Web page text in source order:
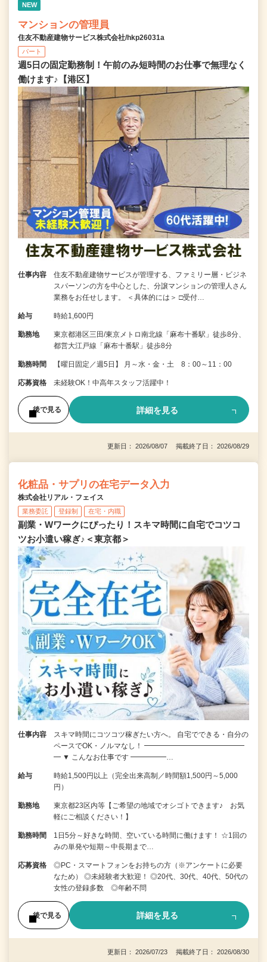
NEW
マンションの管理員
住友不動産建物サービス株式会社/hkp26031a
パート
週5日の固定勤務制！午前のみ短時間のお仕事で無理なく
働けます♪【港区】
仕事内容
住友不動産建物サービスが管理する、ファミリー層・ビジネ
スパーソンの方を中心とした、分譲マンションの管理人さん
業務をお任せします。 ＜具体的には＞ □受付…
給与 時給1,600円
勤務地
東京都港区三田/東京メトロ南北線「麻布十番駅」徒歩8分、
都営大江戸線「麻布十番駅」徒歩8分
勤務時間 【曜日固定／週5日】 月～水・金・土 8：00～11：00
応募資格 未経験OK！中高年スタッフ活躍中！
後で見る 詳細を見る
更新日： 2026/08/07 掲載終了日： 2026/08/29
化粧品・サプリの在宅データ入力
株式会社リアル・フェイス
業務委託 登録制 在宅・内職
副業・Wワークにぴったり！スキマ時間に自宅でコツコ
ツお小遣い稼ぎ♪＜東京都＞
仕事内容
スキマ時間にコツコツ稼ぎたい方へ。 自宅でできる・自分の
ペースでOK・ノルマなし！ ━━━━━━━━━━━━━━
━ ▼ こんなお仕事です ━━━━━…
給与
時給1,500円以上（完全出来高制／時間額1,500円～5,000
円）
勤務地
東京都23区内等【ご希望の地域でオシゴトできます♪ お気
軽にご相談ください！】
勤務時間
1日5分～好きな時間、空いている時間に働けます！ ☆1回の
みの単発や短期～中長期まで…
応募資格
◎PC・スマートフォンをお持ちの方（※アンケートに必要
なため） ◎未経験者大歓迎！ ◎20代、30代、40代、50代の
女性の登録多数 ◎年齢不問
後で見る 詳細を見る
更新日： 2026/07/23 掲載終了日： 2026/08/30